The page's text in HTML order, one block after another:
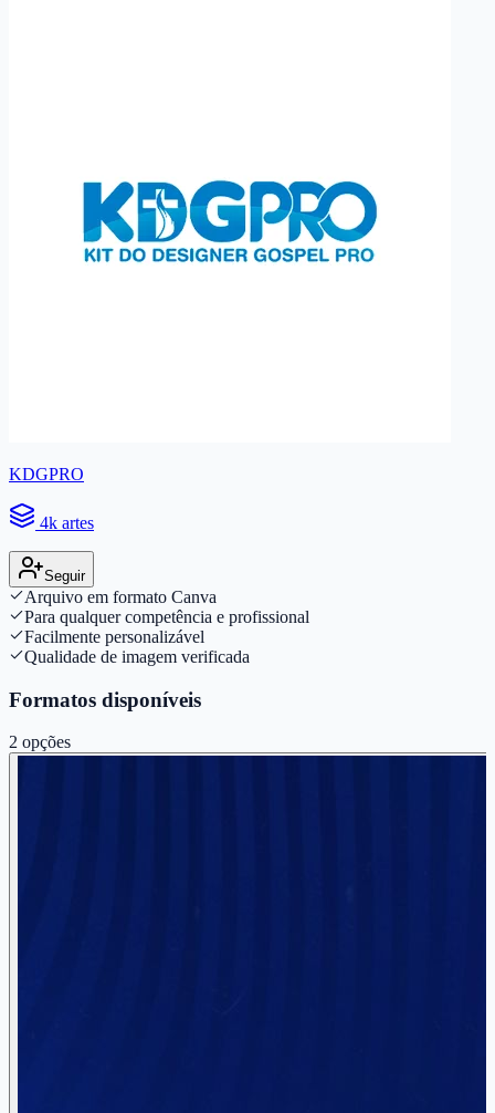
KDGPRO
4k artes
Seguir
Arquivo em formato Canva
Para qualquer competência e profissional
Facilmente personalizável
Qualidade de imagem verificada
Formatos disponíveis
2 opções